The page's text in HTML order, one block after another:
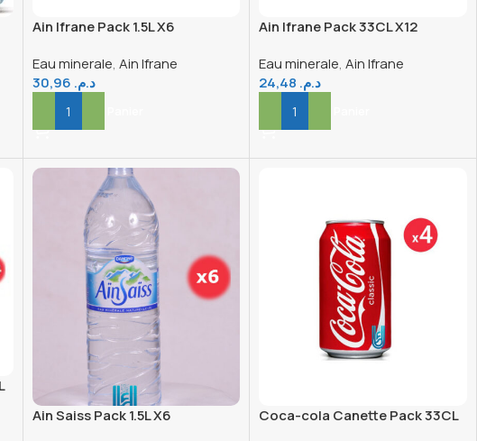
Ain Ifrane Pack 1.5L X6
Eau minerale, Ain Ifrane
د.م.
Ajouter Au Panier
Ain Ifrane Pack 33CL X12
Eau minerale,Ain Ifrane
د.م.
Ajouter Au Panier
Ain Saiss Pack 1.5L X6
Coca-cola Canette Pack 33CL